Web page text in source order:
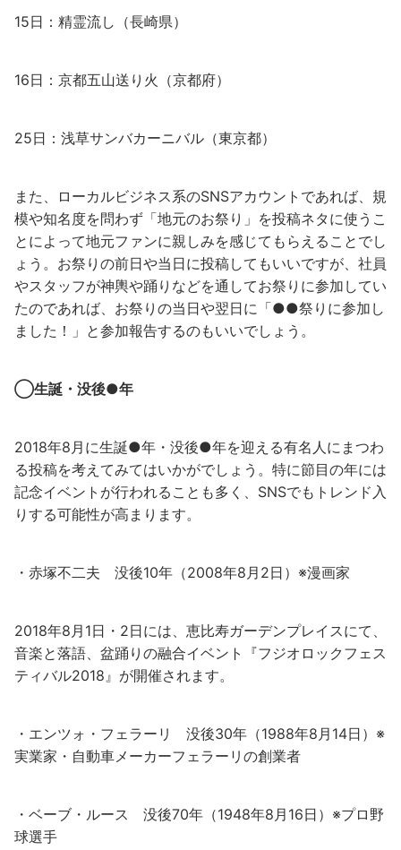
15日：精霊流し（長崎県）
16日：京都五山送り火（京都府）
25日：浅草サンバカーニバル（東京都）
また、ローカルビジネス系のSNSアカウントであれば、規
模や知名度を問わず「地元のお祭り」を投稿ネタに使うこ
とによって地元ファンに親しみを感じてもらえることでし
ょう。お祭りの前日や当日に投稿してもいいですが、社員
やスタッフが神輿や踊りなどを通してお祭りに参加してい
たのであれば、お祭りの当日や翌日に「●●祭りに参加し
ました！」と参加報告するのもいいでしょう。
◯生誕・没後●年
2018年8月に生誕●年・没後●年を迎える有名人にまつわ
る投稿を考えてみてはいかがでしょう。特に節目の年には
記念イベントが行われることも多く、SNSでもトレンド入
りする可能性が高まります。
・赤塚不二夫 没後10年（2008年8月2日）※漫画家
2018年8月1日・2日には、恵比寿ガーデンプレイスにて、
音楽と落語、盆踊りの融合イベント『フジオロックフェス
ティバル2018』が開催されます。
・エンツォ・フェラーリ 没後30年（1988年8月14日）※
実業家・自動車メーカーフェラーリの創業者
・ベーブ・ルース 没後70年（1948年8月16日）※プロ野
球選手